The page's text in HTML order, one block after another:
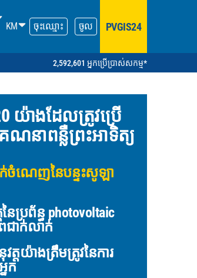
KM ចុះឈ្មោះ ចូល PVGIS24
2,592,601 អ្នកប្រើប្រាស់សកម្ម*
យ៉ាងដែលត្រូវប្រើ
គណនាពន្លឺព្រះអាទិត្យ
ចំណេញនៃបន្ទះសូឡា
នៃប្រព័ន្ធ photovoltaic
ជាក់លាក់
វត្តយ៉ាងត្រឹមត្រូវនៃការ
ក